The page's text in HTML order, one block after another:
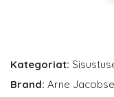
Kategoriat:
Brand: Arne